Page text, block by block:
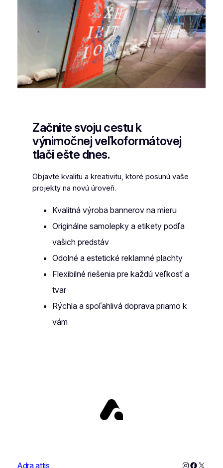
Začnite svoju cestu k
výnimočnej veľkoformátovej
tlači ešte dnes.
Objavte kvalitu a kreativitu, ktoré posunú vaše
projekty na novú úroveň.
Kvalitná výroba bannerov na mieru
Originálne samolepky a etikety podľa
vašich predstáv
Odolné a estetické reklamné plachty
Flexibilné riešenia pre každú veľkosť a
tvar
Rýchla a spoľahlivá doprava priamo k
vám
Adra attis Instagram
X